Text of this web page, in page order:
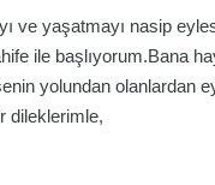
ve yaşatmayı nasip
ile başlıyorum.Bana
yolundan
dileklerimle,